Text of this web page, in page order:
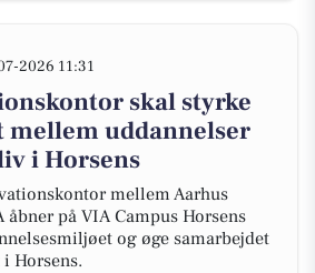
2026 11:31
skal styrke
mellem uddannelser
i Horsens
mellem Aarhus
på VIA Campus Horsens
og øge samarbejdet
Horsens.